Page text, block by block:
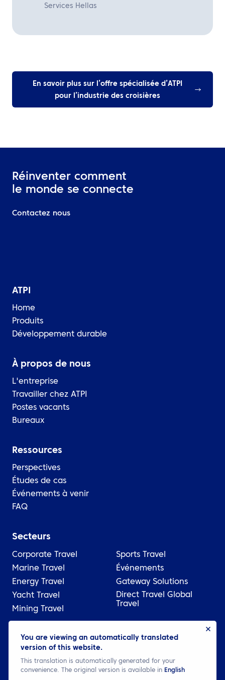
You are viewing an automatically translated
version of this website.
This translation is automatically generated for your
convenience. The original version is available in English
Services Hellas
En savoir plus sur l’offre spécialisée d’ATPI
pour l’industrie des croisières
Réinventer comment
le monde se connecte
Contactez nous
ATPI
Home
Produits
Développement durable
À propos de nous
L'entreprise
Travailler chez ATPI
Postes vacants
Bureaux
Ressources
Perspectives
Études de cas
Événements à venir
FAQ
Secteurs
Corporate Travel
Marine Travel
Energy Travel
Yacht Travel
Mining Travel
Sports Travel
Événements
Gateway Solutions
Direct Travel Global
Travel
© 2026 ATPI